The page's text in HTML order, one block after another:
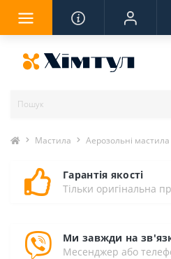
Мастила Аерозольні мастила
Гарантія якості
Тільки оригінальна
Ми завжди на
Месенджер або